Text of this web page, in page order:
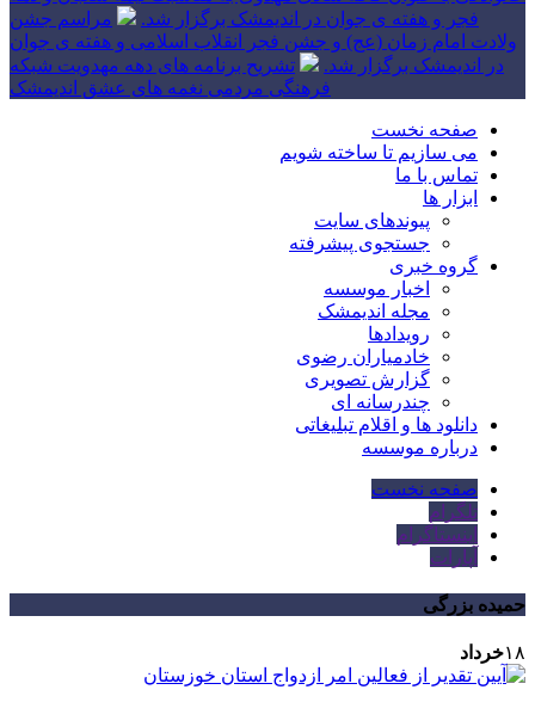
فجر و هفته ی جوان در اندیمشک برگزار شد.
مراسم جشن
ولادت امام زمان (عج) و جشن فجر انقلاب اسلامی و هفته ی جوان
در اندیمشک برگزار شد.
تشریح برنامه های دهه مهدویت شبکه
فرهنگی مردمی نغمه های عشق اندیمشک
صفحه نخست
می سازیم تا ساخته شویم
تماس با ما
ابزار ها
پیوندهای سایت
جستجوی پیشرفته
گروه خبری
اخبار موسسه
مجله اندیمشک
رویدادها
خادمیاران رضوی
گزارش تصویری
چندرسانه ای
دانلود ها و اقلام تبلیغاتی
درباره موسسه
صفحه نخست
تلگرام
اینستاگرام
آپارات
حمیده بزرگی
۱۸خرداد